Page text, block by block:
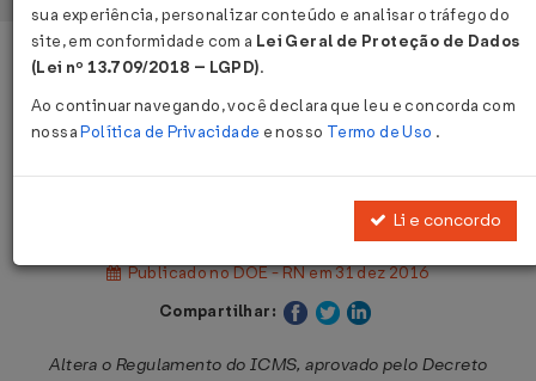
Página Inicial
Legislações
Decreto Nº 26565 DE 30/12/2016
Publicado no DOE - RN em 31 dez 2016
Compartilhar:
Altera o Regulamento do ICMS, aprovado pelo Decreto
sua experiência, personalizar conteúdo e analisar o tráfego do
site, em conformidade com a Lei Geral de Proteção de Dados
(Lei nº 13.709/2018 – LGPD).
Ao continuar navegando, você declara que leu e concorda com
nossaPolítica de Privacidade e nosso Termo de Uso .
Li e concordo